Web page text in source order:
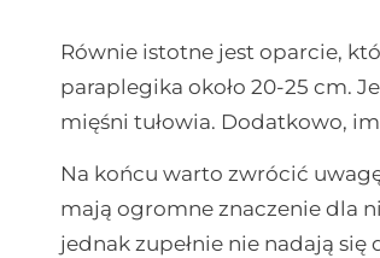
Równie istotne jest oparcie,
paraplegika około 20-25 cm.
mięśni tułowia. Dodatkowo,
Na końcu warto zwrócić
mają ogromne znaczenie dla
jednak zupełnie nie nadają